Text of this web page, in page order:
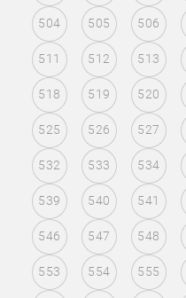
504 505 506
511 512 513
518 519 520
525 526 527
532 533 534
539 540 541
546 547 548
553 554 555